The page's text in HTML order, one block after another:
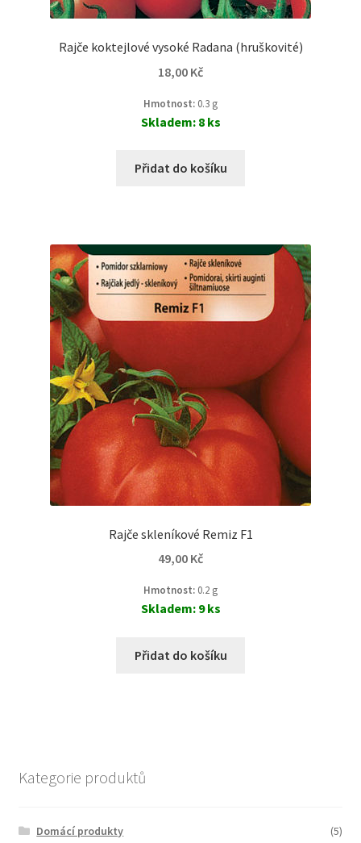
Rajče koktejlové vysoké Radana (hruškovité)
18,00 Kč
Hmotnost: 0.3 g
Skladem: 8 ks
Přidat do košíku
Rajče skleníkové Remiz F1
49,00 Kč
Hmotnost: 0.2 g
Skladem: 9 ks
Přidat do košíku
Kategorie produktů
Domácí produkty
(5)